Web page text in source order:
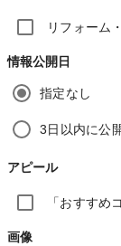
リフォーム
情報公開日
指定なし
3日以内に公
アピール
「おすすめ
画像